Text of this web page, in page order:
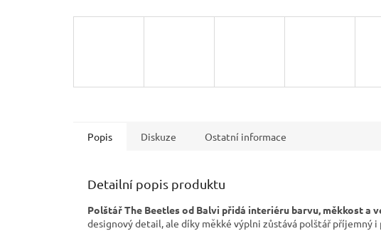
Popis Diskuze Ostatní informace
Detailní popis produktu
Polštář The Beetles od Balvi přidá interiéru barvu, měkkost a
designový detail, ale díky měkké výplni zůstává polštář příjemný